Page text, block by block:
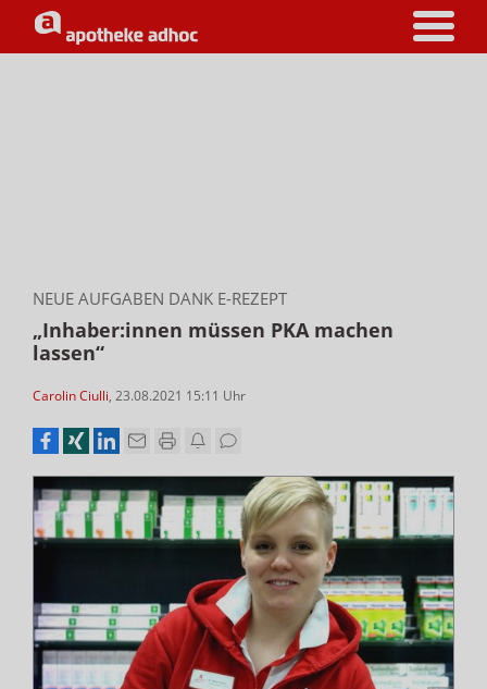
NEUE AUFGABEN DANK E-REZEPT
„Inhaber:innen müssen PKA machen
lassen“
Carolin Ciulli, 23.08.2021 15:11 Uhr